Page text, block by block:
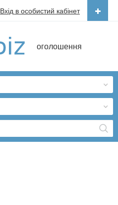
оголошення
Вхід в особистий кабінет